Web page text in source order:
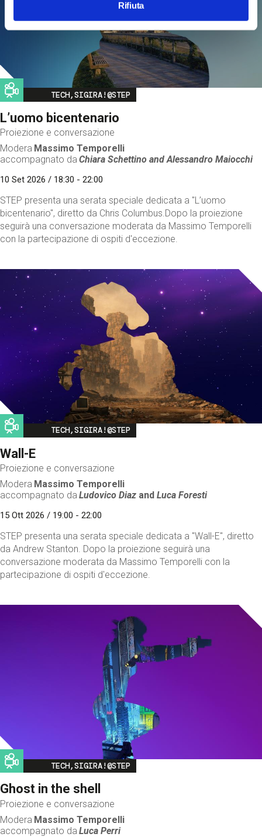
Rifiuta
Image
TECH,SIGIRA!@STEP
L’uomo bicentenario
Proiezione e conversazione
Modera Massimo Temporelli
accompagnato da Chiara Schettino andAlessandro Maiocchi
10 Set 2026 / 18:30 - 22:00
STEP presenta una serata speciale dedicata a "L’uomo
bicentenario", diretto da Chris Columbus.Dopo la proiezione
seguirà una conversazione moderata da Massimo Temporelli
con la partecipazione di ospiti d'eccezione.
Image
TECH,SIGIRA!@STEP
Wall-E
Proiezione e conversazione
Modera Massimo Temporelli
accompagnato da Ludovico Diaz andLuca Foresti
15 Ott 2026 / 19:00 - 22:00
STEP presenta una serata speciale dedicata a "Wall-E", diretto
da Andrew Stanton. Dopo la proiezione seguirà una
conversazione moderata da Massimo Temporelli con la
partecipazione di ospiti d'eccezione.
Image
TECH,SIGIRA!@STEP
Ghost in the shell
Proiezione e conversazione
Modera Massimo Temporelli
accompagnato da Luca Perri